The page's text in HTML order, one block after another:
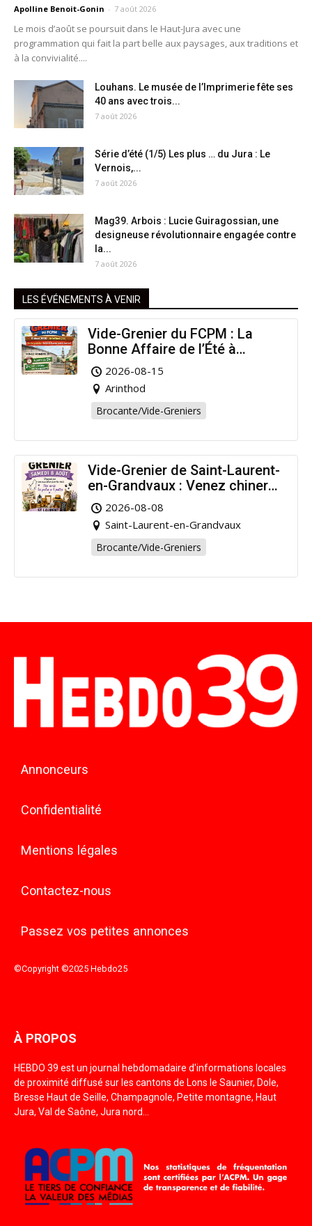
Apolline Benoit-Gonin - 7 août 2026
Le mois d’août se poursuit dans le Haut-Jura avec une
programmation qui fait la part belle aux paysages, aux traditions et
à la convivialité....
Louhans. Le musée de l’Imprimerie fête ses
40 ans avec trois...
7 août 2026
Série d’été (1/5) Les plus … du Jura : Le
Vernois,...
7 août 2026
Mag39. Arbois : Lucie Guiragossian, une
designeuse révolutionnaire engagée contre
la...
7 août 2026
LES ÉVÉNEMENTS À VENIR
Vide-Grenier du FCPM : La
Bonne Affaire de l’Été à
Arinthod !
2026-08-15
Arinthod
Brocante/Vide-Greniers
Vide-Grenier de Saint-Laurent-
en-Grandvaux : Venez chiner
pour la bonne cause !
2026-08-08
Saint-Laurent-en-Grandvaux
Brocante/Vide-Greniers